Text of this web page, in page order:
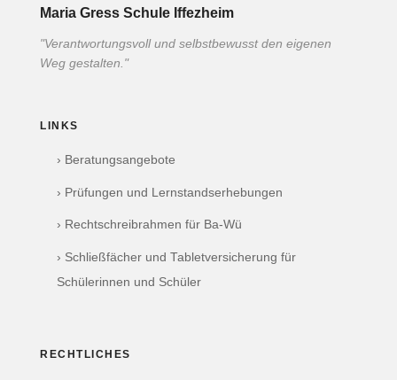
Maria Gress Schule Iffezheim
"Verantwortungsvoll und selbstbewusst den eigenen
Weg gestalten."
LINKS
› Beratungsangebote
› Prüfungen und Lernstandserhebungen
› Rechtschreibrahmen für Ba-Wü
› Schließfächer und Tabletversicherung für
Schülerinnen und Schüler
RECHTLICHES